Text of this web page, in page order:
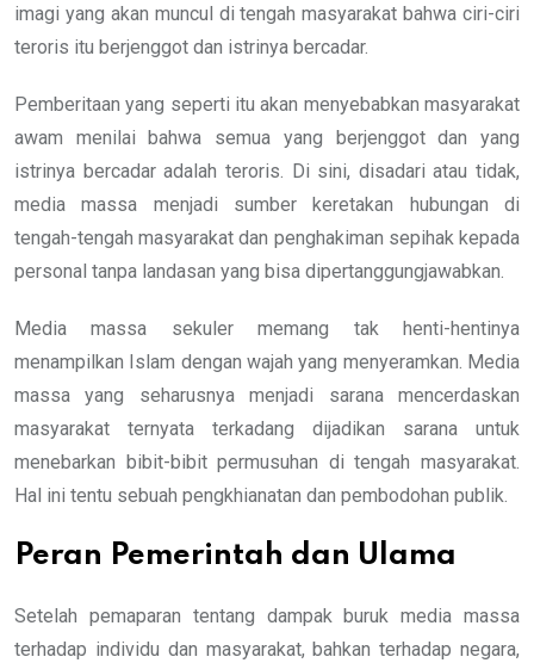
imagi yang akan muncul di tengah masyarakat bahwa ciri-ciri
teroris itu berjenggot dan istrinya bercadar.
Pemberitaan yang seperti itu akan menyebabkan masyarakat
awam menilai bahwa semua yang berjenggot dan yang
istrinya bercadar adalah teroris. Di sini, disadari atau tidak,
media massa menjadi sumber keretakan hubungan di
tengah-tengah masyarakat dan penghakiman sepihak kepada
personal tanpa landasan yang bisa dipertanggungjawabkan.
Media massa sekuler memang tak henti-hentinya
menampilkan Islam dengan wajah yang menyeramkan. Media
massa yang seharusnya menjadi sarana mencerdaskan
masyarakat ternyata terkadang dijadikan sarana untuk
menebarkan bibit-bibit permusuhan di tengah masyarakat.
Hal ini tentu sebuah pengkhianatan dan pembodohan publik.
Peran Pemerintah dan Ulama
Setelah pemaparan tentang dampak buruk media massa
terhadap individu dan masyarakat, bahkan terhadap negara,